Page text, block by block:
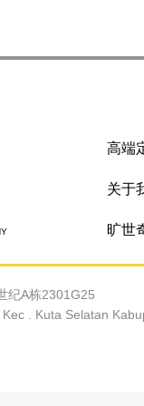
高端
关于
旷世
纪A栋2301G25
. Kuta Selatan